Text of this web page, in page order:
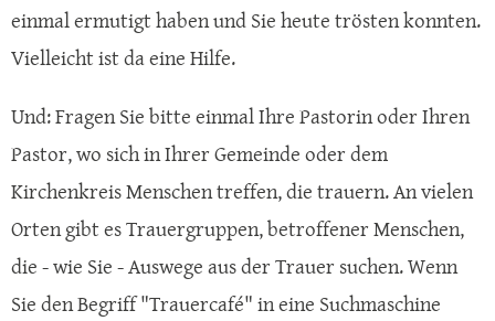
einmal ermutigt haben und Sie heute trösten konnten.
Vielleicht ist da eine Hilfe.
Und: Fragen Sie bitte einmal Ihre Pastorin oder Ihren
Pastor, wo sich in Ihrer Gemeinde oder dem
Kirchenkreis Menschen treffen, die trauern. An vielen
Orten gibt es Trauergruppen, betroffener Menschen,
die - wie Sie - Auswege aus der Trauer suchen. Wenn
Sie den Begriff "Trauercafé" in eine Suchmaschine